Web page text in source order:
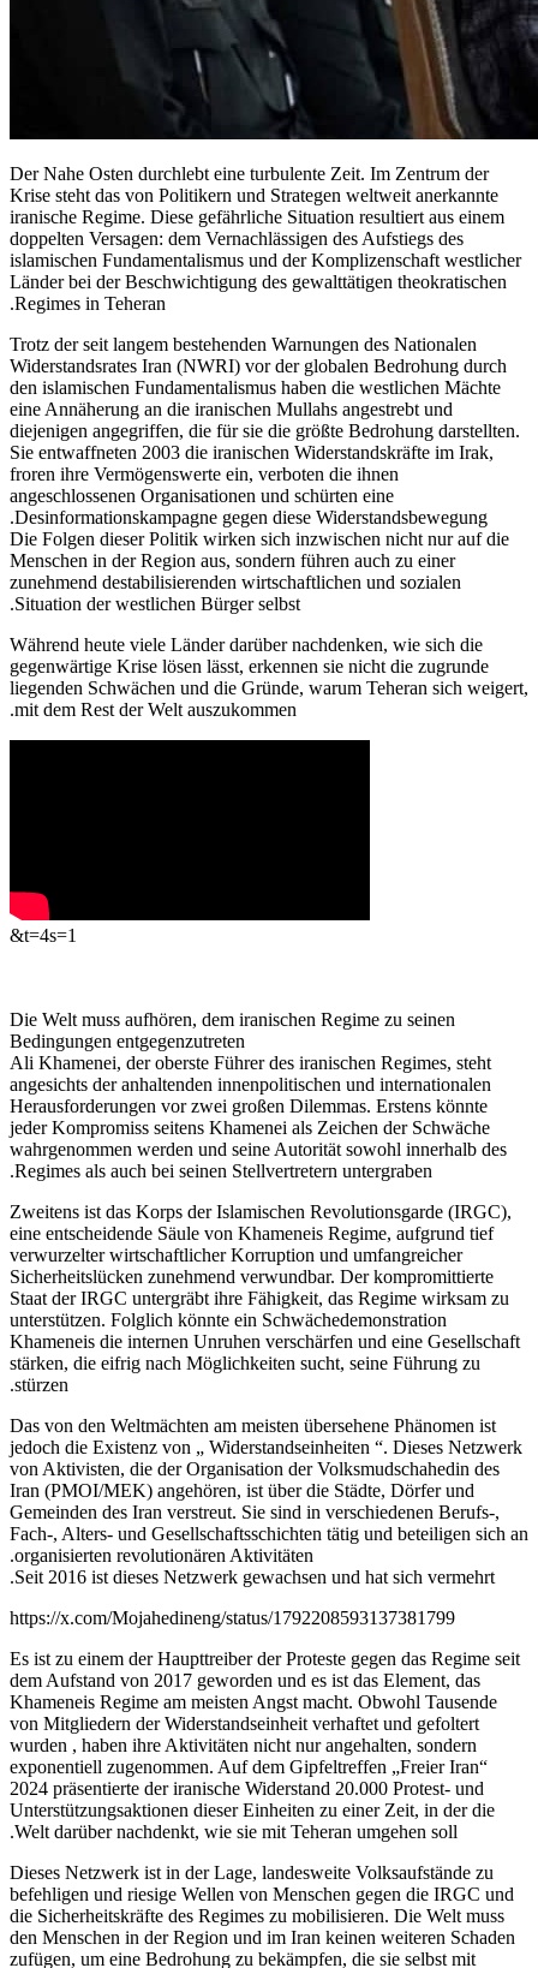
Der Nahe Osten durchlebt eine turbulente Zeit. Im Zentrum der
Krise steht das von Politikern und Strategen weltweit anerkannte
iranische Regime. Diese gefährliche Situation resultiert aus einem
doppelten Versagen: dem Vernachlässigen des Aufstiegs des
islamischen Fundamentalismus und der Komplizenschaft westlicher
Länder bei der Beschwichtigung des gewalttätigen theokratischen
Regimes in Teheran.
Trotz der seit langem bestehenden Warnungen des Nationalen
Widerstandsrates Iran (NWRI) vor der globalen Bedrohung durch
den islamischen Fundamentalismus haben die westlichen Mächte
eine Annäherung an die iranischen Mullahs angestrebt und
diejenigen angegriffen, die für sie die größte Bedrohung darstellten.
Sie entwaffneten 2003 die iranischen Widerstandskräfte im Irak,
froren ihre Vermögenswerte ein, verboten die ihnen
angeschlossenen Organisationen und schürten eine
Desinformationskampagne gegen diese Widerstandsbewegung.
Die Folgen dieser Politik wirken sich inzwischen nicht nur auf die
Menschen in der Region aus, sondern führen auch zu einer
zunehmend destabilisierenden wirtschaftlichen und sozialen
Situation der westlichen Bürger selbst.
Während heute viele Länder darüber nachdenken, wie sich die
gegenwärtige Krise lösen lässt, erkennen sie nicht die zugrunde
liegenden Schwächen und die Gründe, warum Teheran sich weigert,
mit dem Rest der Welt auszukommen.
&t=4s=1
Die Welt muss aufhören, dem iranischen Regime zu seinen
Bedingungen entgegenzutreten
Ali Khamenei, der oberste Führer des iranischen Regimes, steht
angesichts der anhaltenden innenpolitischen und internationalen
Herausforderungen vor zwei großen Dilemmas. Erstens könnte
jeder Kompromiss seitens Khamenei als Zeichen der Schwäche
wahrgenommen werden und seine Autorität sowohl innerhalb des
Regimes als auch bei seinen Stellvertretern untergraben.
Zweitens ist das Korps der Islamischen Revolutionsgarde (IRGC),
eine entscheidende Säule von Khameneis Regime, aufgrund tief
verwurzelter wirtschaftlicher Korruption und umfangreicher
Sicherheitslücken zunehmend verwundbar. Der kompromittierte
Staat der IRGC untergräbt ihre Fähigkeit, das Regime wirksam zu
unterstützen. Folglich könnte ein Schwächedemonstration
Khameneis die internen Unruhen verschärfen und eine Gesellschaft
stärken, die eifrig nach Möglichkeiten sucht, seine Führung zu
stürzen.
Das von den Weltmächten am meisten übersehene Phänomen ist
jedoch die Existenz von „ Widerstandseinheiten “. Dieses Netzwerk
von Aktivisten, die der Organisation der Volksmudschahedin des
Iran (PMOI/MEK) angehören, ist über die Städte, Dörfer und
Gemeinden des Iran verstreut. Sie sind in verschiedenen Berufs-,
Fach-, Alters- und Gesellschaftsschichten tätig und beteiligen sich an
organisierten revolutionären Aktivitäten.
Seit 2016 ist dieses Netzwerk gewachsen und hat sich vermehrt.
https://x.com/Mojahedineng/status/1792208593137381799
Es ist zu einem der Haupttreiber der Proteste gegen das Regime seit
dem Aufstand von 2017 geworden und es ist das Element, das
Khameneis Regime am meisten Angst macht. Obwohl Tausende
von Mitgliedern der Widerstandseinheit verhaftet und gefoltert
wurden , haben ihre Aktivitäten nicht nur angehalten, sondern
exponentiell zugenommen. Auf dem Gipfeltreffen „Freier Iran“
2024 präsentierte der iranische Widerstand 20.000 Protest- und
Unterstützungsaktionen dieser Einheiten zu einer Zeit, in der die
Welt darüber nachdenkt, wie sie mit Teheran umgehen soll.
Dieses Netzwerk ist in der Lage, landesweite Volksaufstände zu
befehligen und riesige Wellen von Menschen gegen die IRGC und
die Sicherheitskräfte des Regimes zu mobilisieren. Die Welt muss
den Menschen in der Region und im Iran keinen weiteren Schaden
zufügen, um eine Bedrohung zu bekämpfen, die sie selbst mit